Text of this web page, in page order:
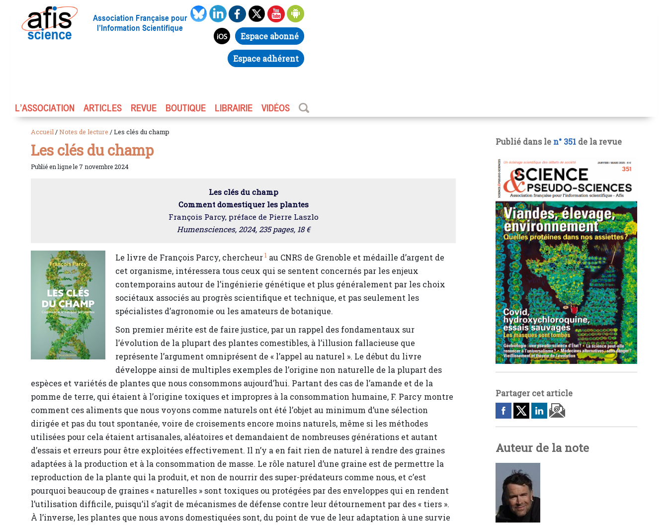
Association Française pour
l’Information Scientifique
Espace abonné
Espace adhérent
L’ASSOCIATION ARTICLES REVUE BOUTIQUE LIBRAIRIE VIDÉOS
Accueil /Notes de lecture / Les clés du champ
Les clés du champ
Publié en ligne le 7 novembre 2024
Les clés du champ
Comment domestiquer les plantes
François Parcy, préface de Pierre Laszlo
Humensciences, 2024, 235 pages, 18 €
Le livre de François Parcy, chercheur1 au CNRS de Grenoble et médaille d’argent de
cet organisme, intéressera tous ceux qui se sentent concernés par les enjeux
contemporains autour de l’ingénierie génétique et plus généralement par les choix
sociétaux associés au progrès scientifique et technique, et pas seulement les
spécialistes d’agronomie ou les amateurs de botanique.
Son premier mérite est de faire justice, par un rappel des fondamentaux sur
l’évolution de la plupart des plantes comestibles, à l’illusion fallacieuse que
représente l’argument omniprésent de « l’appel au naturel ». Le début du livre
développe ainsi de multiples exemples de l’origine non naturelle de la plupart des
espèces et variétés de plantes que nous consommons aujourd’hui. Partant des cas de l’amande et de la
pomme de terre, qui étaient à l’origine toxiques et impropres à la consommation humaine, F. Parcy montre
comment ces aliments que nous voyons comme naturels ont été l’objet au minimum d’une sélection
dirigée et pas du tout spontanée, voire de croisements encore moins naturels, même si les méthodes
utilisées pour cela étaient artisanales, aléatoires et demandaient de nombreuses générations et autant
d’essais et erreurs pour être exploitées effectivement. Il n’y a en fait rien de naturel à rendre des graines
adaptées à la production et à la consommation de masse. Le rôle naturel d’une graine est de permettre la
reproduction de la plante qui la produit, et non de nourrir des super-prédateurs comme nous, et c’est
pourquoi beaucoup de graines « naturelles » sont toxiques ou protégées par des enveloppes qui en rendent
l’utilisation difficile, puisqu’il s’agit de mécanismes de défense contre leur détournement par des « tiers ».
À l’inverse, les plantes que nous avons domestiquées sont, du point de vue de leur adaptation à une survie
Publié dans le n° 351 de la revue
Partager cet article
Auteur de la note